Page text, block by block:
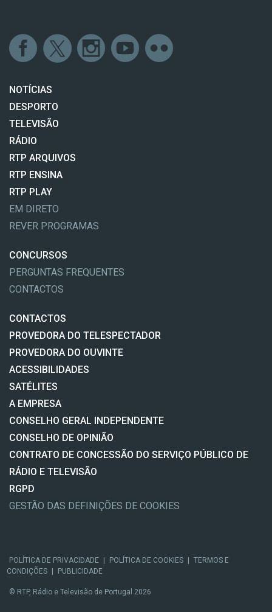
NOTÍCIAS
DESPORTO
TELEVISÃO
RÁDIO
RTP ARQUIVOS
RTP ENSINA
RTP PLAY
EM DIRETO
REVER PROGRAMAS
CONCURSOS
PERGUNTAS FREQUENTES
CONTACTOS
CONTACTOS
PROVEDORA DO TELESPECTADOR
PROVEDORA DO OUVINTE
ACESSIBILIDADES
SATÉLITES
A EMPRESA
CONSELHO GERAL INDEPENDENTE
CONSELHO DE OPINIÃO
CONTRATO DE CONCESSÃO DO SERVIÇO PÚBLICO DE
RÁDIO E TELEVISÃO
RGPD
GESTÃO DAS DEFINIÇÕES DE COOKIES
POLÍTICA DE PRIVACIDADE | POLÍTICA DE COOKIES | TERMOS E
CONDIÇÕES | PUBLICIDADE
© RTP, Rádio e Televisão de Portugal 2026